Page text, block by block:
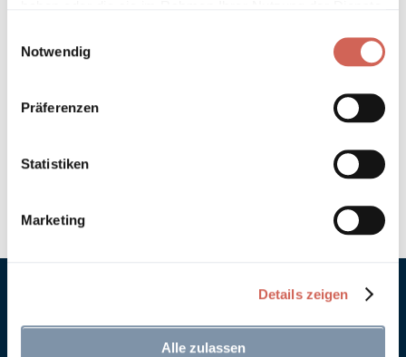
Notwendig
Präferenzen
Statistiken
Marketing
Details zeigen
Alle zulassen
Hinweis zur Farbtongenauigkeit